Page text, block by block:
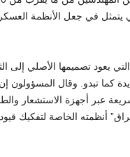
في جعل الأنظمة
يعود تصميمها الأصلي إلى
كما تبدو. وقال المسؤولون
عبر أجهزة الاستشعار
أنظمته الخاصة لتفكيك قيود